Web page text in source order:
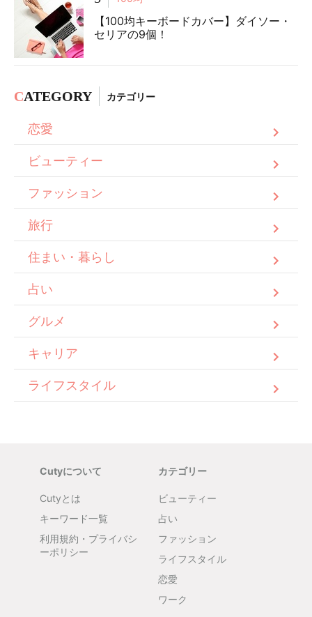
【100均キーボードカバー】ダイソー・
セリアの9個！
CATEGORY カテゴリー
恋愛
ビューティー
ファッション
旅行
住まい・暮らし
占い
グルメ
キャリア
ライフスタイル
Cutyについて
Cutyとは
キーワード一覧
利用規約・プライバシ
ーポリシー
カテゴリー
ビューティー
占い
ファッション
ライフスタイル
恋愛
ワーク